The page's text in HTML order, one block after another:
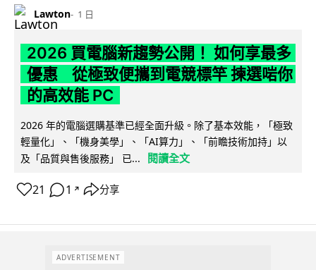
Lawton 1 日
2026 買電腦新趨勢公開！ 如何享最多
優惠 從極致便攜到電競標竿 揀選啱你
的高效能 PC
2026 年的電腦選購基準已經全面升級。除了基本效能，「極致
輕量化」、「機身美學」、「AI算力」、「前瞻技術加持」以
及「品質與售後服務」 已...
閱讀全文
21 1 ↗ 分享
ADVERTISEMENT